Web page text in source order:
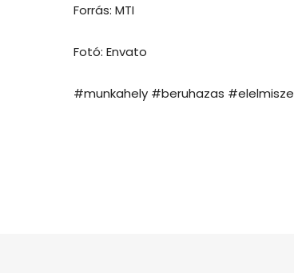
Forrás: MTI
Fotó: Envato
#munkahely #beruhazas